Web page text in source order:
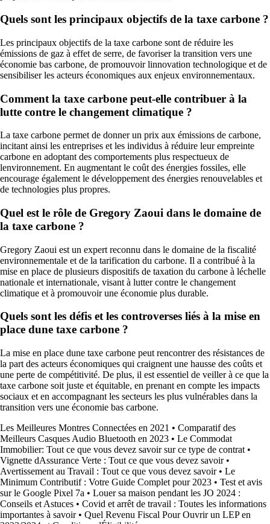
Quels sont les principaux objectifs de la taxe carbone ?
Les principaux objectifs de la taxe carbone sont de réduire les
émissions de gaz à effet de serre, de favoriser la transition vers une
économie bas carbone, de promouvoir linnovation technologique et de
sensibiliser les acteurs économiques aux enjeux environnementaux.
Comment la taxe carbone peut-elle contribuer à la
lutte contre le changement climatique ?
La taxe carbone permet de donner un prix aux émissions de carbone,
incitant ainsi les entreprises et les individus à réduire leur empreinte
carbone en adoptant des comportements plus respectueux de
lenvironnement. En augmentant le coût des énergies fossiles, elle
encourage également le développement des énergies renouvelables et
de technologies plus propres.
Quel est le rôle de Gregory Zaoui dans le domaine de
la taxe carbone ?
Gregory Zaoui est un expert reconnu dans le domaine de la fiscalité
environnementale et de la tarification du carbone. Il a contribué à la
mise en place de plusieurs dispositifs de taxation du carbone à léchelle
nationale et internationale, visant à lutter contre le changement
climatique et à promouvoir une économie plus durable.
Quels sont les défis et les controverses liés à la mise en
place dune taxe carbone ?
La mise en place dune taxe carbone peut rencontrer des résistances de
la part des acteurs économiques qui craignent une hausse des coûts et
une perte de compétitivité. De plus, il est essentiel de veiller à ce que la
taxe carbone soit juste et équitable, en prenant en compte les impacts
sociaux et en accompagnant les secteurs les plus vulnérables dans la
transition vers une économie bas carbone.
Les Meilleures Montres Connectées en 2021 • Comparatif des
Meilleurs Casques Audio Bluetooth en 2023 • Le Commodat
Immobilier: Tout ce que vous devez savoir sur ce type de contrat •
Vignette dAssurance Verte : Tout ce que vous devez savoir•
Avertissement au Travail : Tout ce que vous devez savoir• Le
Minimum Contributif : Votre Guide Complet pour 2023 • Test et avis
sur le Google Pixel 7a • Louer sa maison pendant les JO 2024 :
Conseils et Astuces • Covid et arrêt de travail : Toutes les informations
importantes à savoir• Quel Revenu Fiscal Pour Ouvrir un LEP en